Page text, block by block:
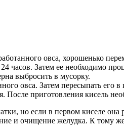
овса, хорошенько
часов. Затем ее необходимо
выбросить в мусорку.
овса. Затем пересыпать его
приготовления кисель
но если в первом киселе
и очищение желудка. К тому